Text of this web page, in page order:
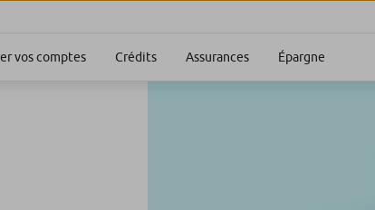
vos comptes Crédits Assurances Épargne